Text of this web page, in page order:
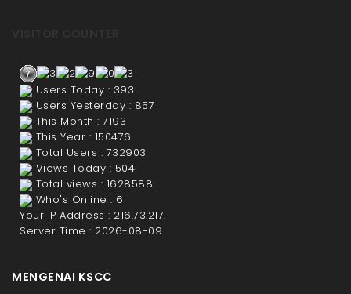
Users Today : 393
Users Yesterday : 857
This Month : 7193
This Year : 150476
Total Users : 732903
Views Today : 504
Total views : 1628588
Who's Online : 6
Your IP Address : 216.73.217.1
Server Time : 2026-08-09
MENGENAI KSCC